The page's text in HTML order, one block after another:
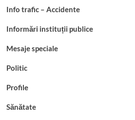
Info trafic – Accidente
Informări instituții publice
Mesaje speciale
Politic
Profile
Sănătate